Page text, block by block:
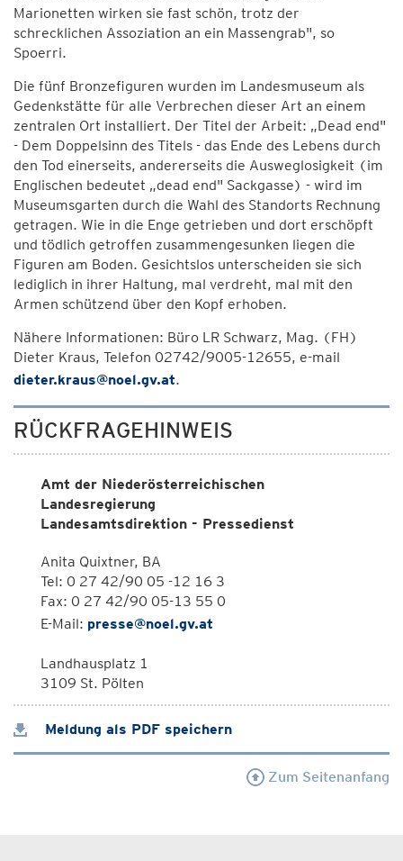
Marionetten wirken sie fast schön, trotz der
schrecklichen Assoziation an ein Massengrab", so
Spoerri.
Die fünf Bronzefiguren wurden im Landesmuseum als
Gedenkstätte für alle Verbrechen dieser Art an einem
zentralen Ort installiert. Der Titel der Arbeit: „Dead end"
- Dem Doppelsinn des Titels - das Ende des Lebens durch
den Tod einerseits, andererseits die Ausweglosigkeit (im
Englischen bedeutet „dead end" Sackgasse) - wird im
Museumsgarten durch die Wahl des Standorts Rechnung
getragen. Wie in die Enge getrieben und dort erschöpft
und tödlich getroffen zusammengesunken liegen die
Figuren am Boden. Gesichtslos unterscheiden sie sich
lediglich in ihrer Haltung, mal verdreht, mal mit den
Armen schützend über den Kopf erhoben.
Nähere Informationen: Büro LR Schwarz, Mag. (FH)
Dieter Kraus, Telefon 02742/9005-12655, e-mail
dieter.kraus@noel.gv.at.
RÜCKFRAGEHINWEIS
Amt der Niederösterreichischen
Landesregierung
Landesamtsdirektion - Pressedienst
Anita Quixtner, BA
Tel: 0 27 42/90 05 -12 16 3
Fax: 0 27 42/90 05-13 55 0
E-Mail: presse@noel.gv.at
Landhausplatz 1
3109 St. Pölten
Meldung als PDF speichern
Zum Seitenanfang